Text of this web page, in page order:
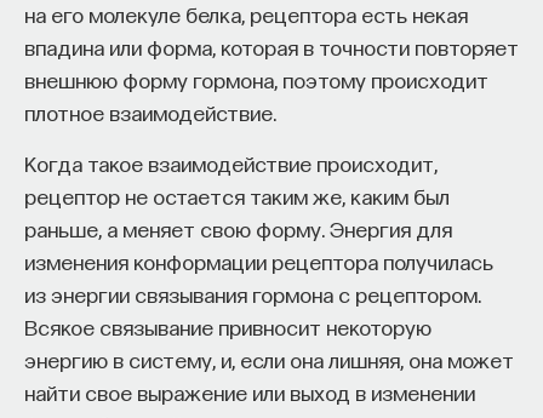
на его молекуле белка, рецептора есть некая
впадина или форма, которая в точности повторяет
внешнюю форму гормона, поэтому происходит
плотное взаимодействие.
Когда такое взаимодействие происходит,
рецептор не остается таким же, каким был
раньше, а меняет свою форму. Энергия для
изменения конформации рецептора получилась
из энергии связывания гормона с рецептором.
Всякое связывание привносит некоторую
энергию в систему, и, если она лишняя, она может
найти свое выражение или выход в изменении
расположена масса анатомических структур:
полосатое тело, бледный шар, скорлупа, ограда.
У всех них сложные латинские названия, но если
в целом смотреть на базальные ганглии, то видно,
занимаются движениями. Именно на активность
этих нейронов и влияет черная субстанция.
Остальные 20% базальных ганглий входят
в другую систему, связанную с потребностями,
мотивациями, эмоциями, и об этом блоке я еще
скажу.